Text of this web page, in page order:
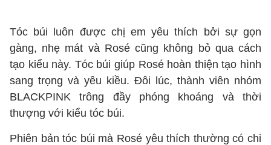
Tóc búi luôn được chị em yêu thích bởi sự gọn
gàng, nhẹ mát và Rosé cũng không bỏ qua cách
tạo kiểu này. Tóc búi giúp Rosé hoàn thiện tạo hình
sang trọng và yêu kiều. Đôi lúc, thành viên nhóm
BLACKPINK trông đầy phóng khoáng và thời
thượng với kiểu tóc búi.
Phiên bản tóc búi mà Rosé yêu thích thường có chi